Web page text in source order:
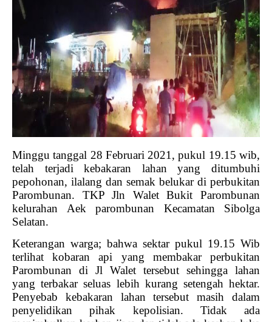
Minggu tanggal 28 Februari 2021, pukul 19.15 wib,
telah terjadi kebakaran lahan yang ditumbuhi
pepohonan, ilalang dan semak belukar di perbukitan
Parombunan. TKP Jln Walet Bukit Parombunan
kelurahan Aek parombunan Kecamatan Sibolga
Selatan.
Keterangan warga; bahwa sektar pukul 19.15 Wib
terlihat kobaran api yang membakar perbukitan
Parombunan di Jl Walet tersebut sehingga lahan
yang terbakar seluas lebih kurang setengah hektar.
Penyebab kebakaran lahan tersebut masih dalam
penyelidikan pihak kepolisian. Tidak ada